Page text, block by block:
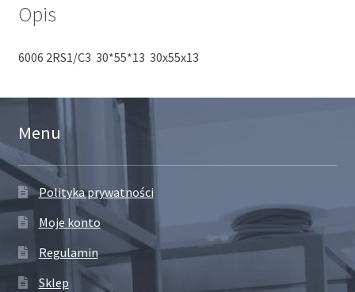
Opis
6006 2RS1/C3 30*55*13 30x55x13
Menu
Polityka prywatności
Moje konto
Regulamin
Sklep